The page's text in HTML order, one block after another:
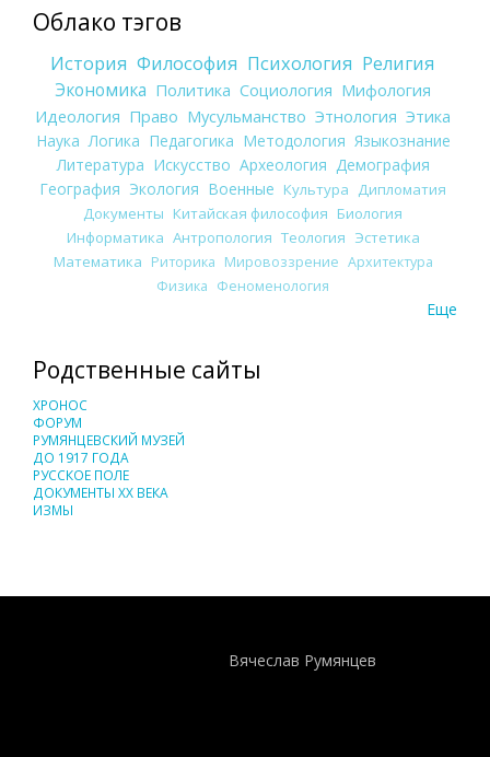
Облако тэгов
История Философия Психология Религия
Экономика Политика Социология Мифология
Идеология Право Мусульманство Этнология Этика
Наука Логика Педагогика Методология Языкознание
Литература Искусство Археология Демография
География Экология Военные Культура
Дипломатия
Документы Китайская философия Биология
Информатика Антропология Теология Эстетика
Математика Риторика Мировоззрение Архитектура
Физика Феноменология
Еще
Родственные сайты
ХРОНОС
ФОРУМ
РУМЯНЦЕВСКИЙ МУЗЕЙ
ДО 1917 ГОДА
РУССКОЕ ПОЛЕ
ДОКУМЕНТЫ XX ВЕКА
ИЗМЫ
Вячеслав Румянцев